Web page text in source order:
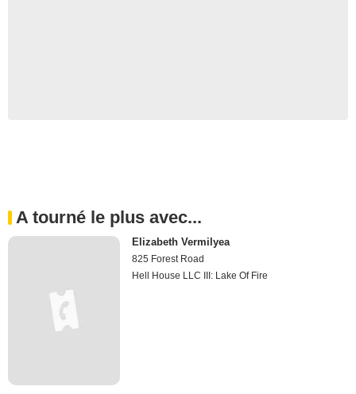
A tourné le plus avec...
Elizabeth Vermilyea
825 Forest Road
Hell House LLC III: Lake Of Fire